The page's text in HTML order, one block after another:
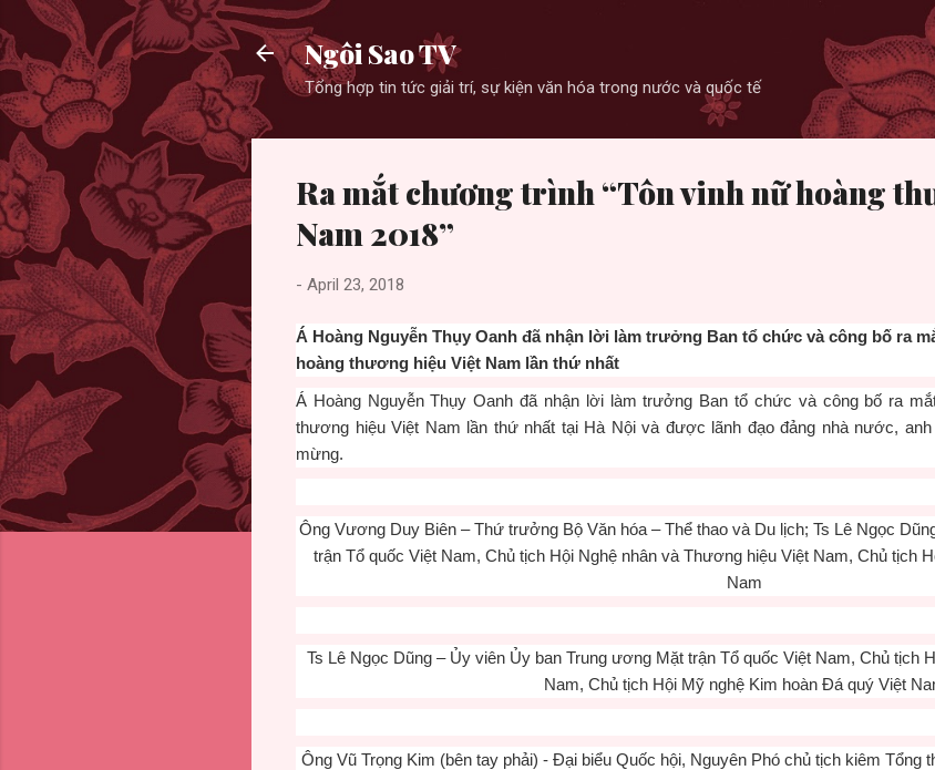
Ngôi Sao TV
Tổng hợp tin tức giải trí, sự kiện văn hóa trong nước và quốc tế
Ra mắt chương trình “Tôn vinh nữ hoàng
Nam 2018”
- April 23, 2018
Á Hoàng Nguyễn Thụy Oanh đã nhận lời làm trưởng Ban tổ chức và công bố ra
hoàng thương hiệu Việt Nam lần thứ nhất
Á Hoàng Nguyễn Thụy Oanh đã nhận lời làm trưởng Ban tổ chức và công bố ra
thương hiệu Việt Nam lần thứ nhất tại Hà Nội và được lãnh đạo đảng nhà nước,
mừng.
Ông Vương Duy Biên – Thứ trưởng Bộ Văn hóa – Thể thao và Du lịch; Ts Lê Ngọc
trận Tổ quốc Việt Nam, Chủ tịch Hội Nghệ nhân và Thương hiệu Việt Nam, Chủ tịch
Nam
Ts Lê Ngọc Dũng – Ủy viên Ủy ban Trung ương Mặt trận Tổ quốc Việt Nam, Chủ tịch
Nam, Chủ tịch Hội Mỹ nghệ Kim hoàn Đá quý Việt
Ông Vũ Trọng Kim (bên tay phải) - Đại biểu Quốc hội, Nguyên Phó chủ tịch kiêm Tổng